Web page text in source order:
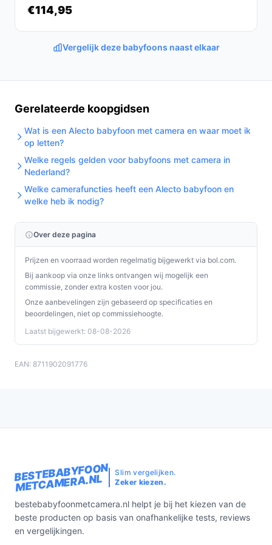
en geluid bij gewenst niveau inschakelen.
- Controleer hoeveel extra camera's het systeem
variëren).
specificaties (lokale verbinding versus app/internet-
toegang).
Specificaties in mensentaal
Camera:
visueel toezicht houden, ook nachtzicht is
aanwezig volgens productinformatie.
Terugspreekfunctie:je kunt via de ouderunit
spreken met je baby zonder de kamer in te lopen.
nachtlampje; als dat belangrijk voor je is,
controleer alternatieven.
Beeld- en geluidsactivatie:beeld en geluid
schakelen automatisch in bij activiteit (VOX), wat
energie kan besparen.
Temperatuurweergave:toont de
kamertemperatuur, handig om de slaapomgeving
gebruik in huis.
Garantie & reparatie:2 jaar fabrieksgarantie;
reparatie is carry-in.
Veelgestelde vragen
€114,95
Vergelijk deze babyfoons naast elkaar
Gerelateerde koopgidsen
Wat is een Alecto babyfoon met camera en waar moet ik
op letten?
Welke regels gelden voor babyfoons met camera in
Nederland?
Welke camerafuncties heeft een Alecto babyfoon en
welke heb ik nodig?
Over deze pagina
Prijzen en voorraad worden regelmatig bijgewerkt via bol.com.
Bij aankoop via onze links ontvangen wij mogelijk een
commissie, zonder extra kosten voor jou.
Onze aanbevelingen zijn gebaseerd op specificaties en
beoordelingen, niet op commissiehoogte.
Laatst bijgewerkt: 08-08-2026
EAN: 8711902091776
BESTEBABYFOON
METCAMERA.NL
Slim vergelijken.
Zeker kiezen.
bestebabyfoonmetcamera.nl helpt je bij het kiezen van de
beste producten op basis van onafhankelijke tests, reviews
en vergelijkingen.